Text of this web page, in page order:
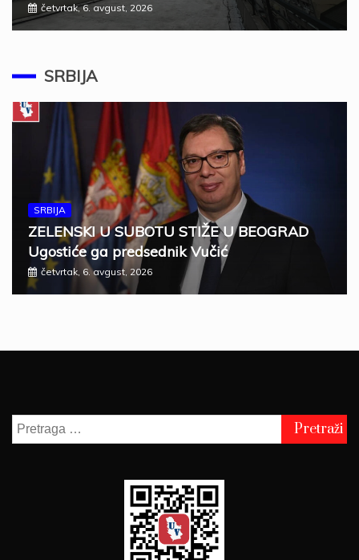
četvrtak, 6. avgust, 2026
SRBIJA
SRBIJA
ZELENSKI U SUBOTU STIŽE U BEOGRAD
Ugostiće ga predsednik Vučić
četvrtak, 6. avgust, 2026
Pretraga
za: